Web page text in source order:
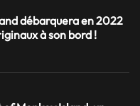
débarquera en 2022
à son bord !